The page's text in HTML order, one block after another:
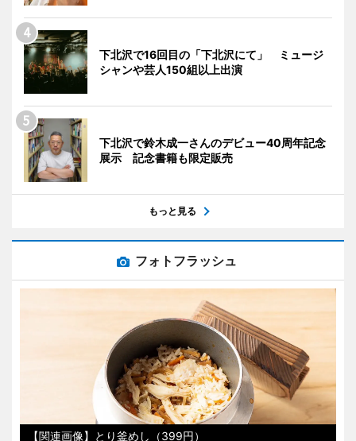
下北沢で16回目の「下北沢にて」 ミュージ
シャンや芸人150組以上出演
下北沢で鈴木成一さんのデビュー40周年記念
展示 記念書籍も限定販売
もっと見る
フォトフラッシュ
【関連画像】とり釜めし（399円）